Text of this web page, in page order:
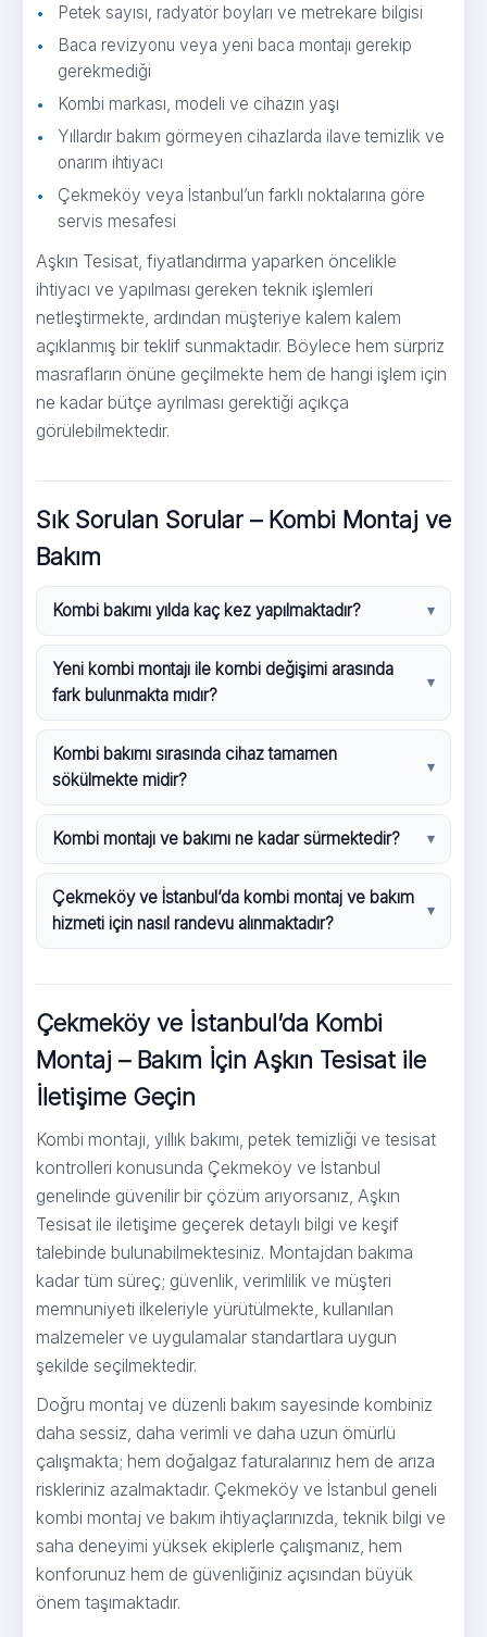
Petek sayısı, radyatör boyları ve metrekare bilgisi
Baca revizyonu veya yeni baca montajı gerekip
gerekmediği
Kombi markası, modeli ve cihazın yaşı
Yıllardır bakım görmeyen cihazlarda ilave temizlik ve
onarım ihtiyacı
Çekmeköy veya İstanbul’un farklı noktalarına göre
servis mesafesi
Aşkın Tesisat, fiyatlandırma yaparken öncelikle
ihtiyacı ve yapılması gereken teknik işlemleri
netleştirmekte, ardından müşteriye kalem kalem
açıklanmış bir teklif sunmaktadır. Böylece hem sürpriz
masrafların önüne geçilmekte hem de hangi işlem için
ne kadar bütçe ayrılması gerektiği açıkça
görülebilmektedir.
Sık Sorulan Sorular – Kombi Montaj ve
Bakım
Kombi bakımı yılda kaç kez yapılmaktadır?
Yeni kombi montajı ile kombi değişimi arasında
fark bulunmakta mıdır?
Kombi bakımı sırasında cihaz tamamen
sökülmekte midir?
Kombi montajı ve bakımı ne kadar sürmektedir?
Çekmeköy ve İstanbul’da kombi montaj ve bakım
hizmeti için nasıl randevu alınmaktadır?
Çekmeköy ve İstanbul’da Kombi
Montaj – Bakım İçin Aşkın Tesisat ile
İletişime Geçin
Kombi montajı, yıllık bakımı, petek temizliği ve tesisat
kontrolleri konusunda Çekmeköy ve İstanbul
genelinde güvenilir bir çözüm arıyorsanız, Aşkın
Tesisat ile iletişime geçerek detaylı bilgi ve keşif
talebinde bulunabilmektesiniz. Montajdan bakıma
kadar tüm süreç; güvenlik, verimlilik ve müşteri
memnuniyeti ilkeleriyle yürütülmekte, kullanılan
malzemeler ve uygulamalar standartlara uygun
şekilde seçilmektedir.
Doğru montaj ve düzenli bakım sayesinde kombiniz
daha sessiz, daha verimli ve daha uzun ömürlü
çalışmakta; hem doğalgaz faturalarınız hem de arıza
riskleriniz azalmaktadır. Çekmeköy ve İstanbul geneli
kombi montaj ve bakım ihtiyaçlarınızda, teknik bilgi ve
saha deneyimi yüksek ekiplerle çalışmanız, hem
konforunuz hem de güvenliğiniz açısından büyük
önem taşımaktadır.